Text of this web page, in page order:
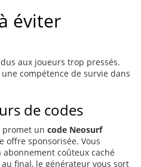
éviter
aux joueurs trop pressés.
compétence de survie dans
de codes
promet un code Neosurf
offre sponsorisée. Vous
coûteux caché
final, le générateur vous sort